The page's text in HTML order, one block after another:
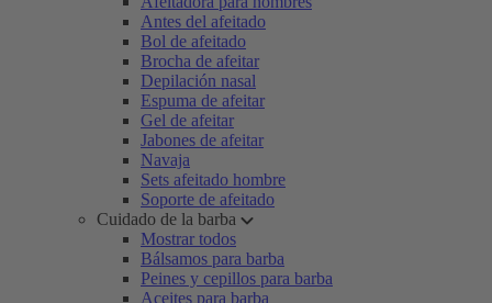
Antes del afeitado
Bol de afeitado
Brocha de afeitar
Depilación nasal
Espuma de afeitar
Gel de afeitar
Jabones de afeitar
Navaja
Sets afeitado hombre
Soporte de afeitado
Cuidado de la barba
Mostrar todos
Bálsamos para barba
Peines y cepillos para barba
Aceites para barba